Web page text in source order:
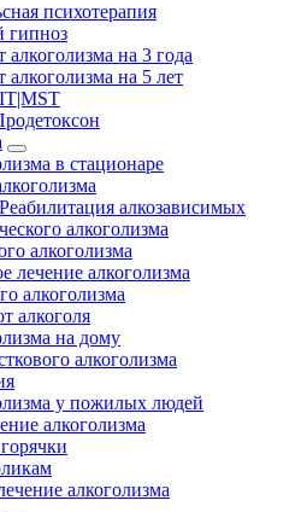
психотерапия
гипноз
алкоголизма на 3 года
алкоголизма на 5 лет
в стационаре
алкозависимых
алкоголизма
алкоголизма
лечение алкоголизма
алкоголизма
алкоголя
на дому
алкоголизма
у пожилых людей
алкоголизма
алкоголизма